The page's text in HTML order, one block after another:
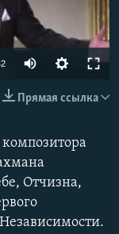
Прямая ссылка
Отчизна,